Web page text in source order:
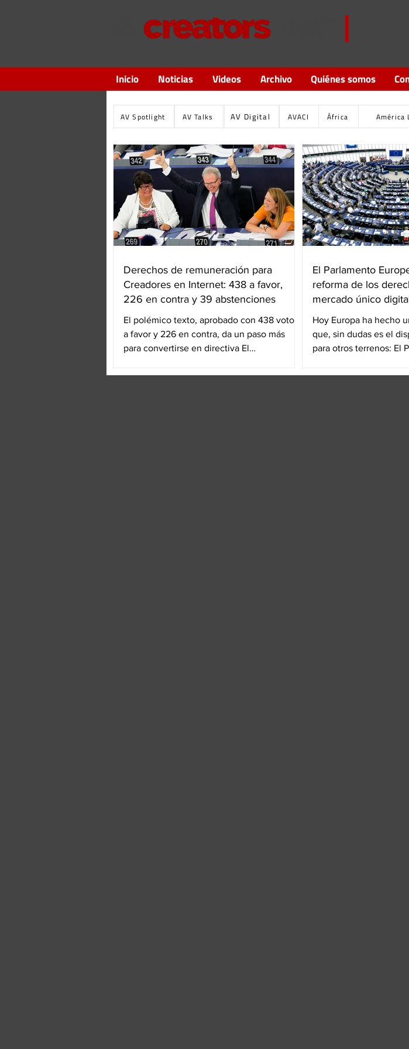
Inicio Noticias Videos Archivo Quiénes somos
Derechos de remuneración para
Creadores en Internet: 438 a favor,
226 en contra y 39 abstenciones
El polémico texto, aprobado con 438 votos
a favor y 226 en contra, da un paso más
para convertirse en directiva El
El Parlamento
reforma de los
mercado único
Hoy Europa ha hecho
que, sin dudas es el
para otros terrenos: El
AV Spotlight AV Talks AV Digital AVACI África América